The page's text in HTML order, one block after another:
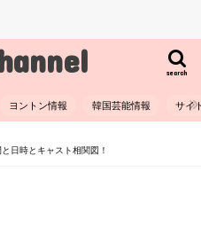
search
ヨントン情報 韓国芸能情報 サイ
日時とキャスト相関図！